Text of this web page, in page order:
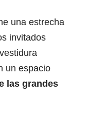
una estrecha
invitados
un espacio
las grandes